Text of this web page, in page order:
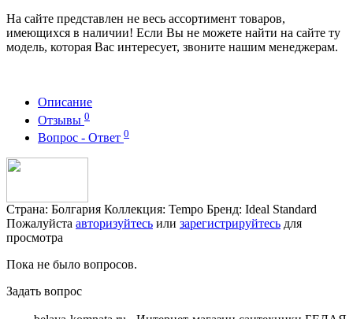
На сайте представлен не весь ассортимент товаров,
имеющихся в наличии! Если Вы не можете найти на сайте ту
модель, которая Вас интересует, звоните нашим менеджерам.
Описание
Отзывы 0
Вопрос - Ответ 0
Страна: Болгария Коллекция: Tempo Бренд: Ideal Standard
Пожалуйста авторизуйтесь или зарегистрируйтесь для
просмотра
Пока не было вопросов.
Задать вопрос